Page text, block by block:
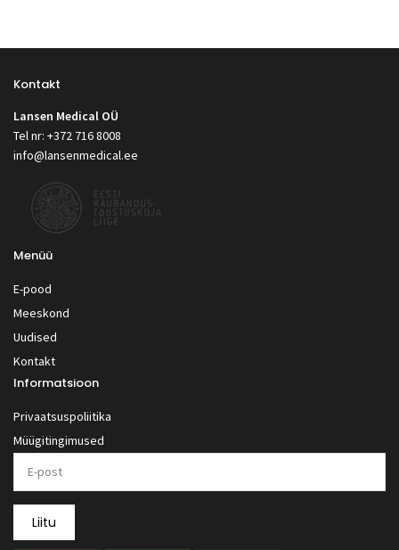
Kontakt
Lansen Medical OÜ
Tel nr: +372 716 8008
info@lansenmedical.ee
Menüü
E-pood
Meeskond
Uudised
Kontakt
Informatsioon
Privaatsuspoliitika
Müügitingimused
Liitu